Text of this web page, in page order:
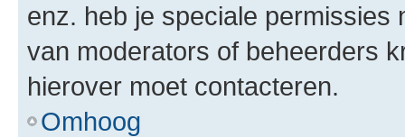
enz. heb je speciale permissies
van moderators of beheerders
hierover moet contacteren.
Omhoog